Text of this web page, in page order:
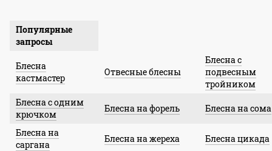
Популярные
запросы
Блесна
кастмастер
Отвесные блесны
Блесна с
подвесным
тройником
Блесна с одним
крючком
Блесна на форель Блесна на сома
Блесна на
саргана
Блесна на жереха Блесна цикада